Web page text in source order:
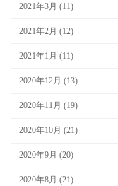
2021年3月 (11)
2021年2月 (12)
2021年1月 (11)
2020年12月 (13)
2020年11月 (19)
2020年10月 (21)
2020年9月 (20)
2020年8月 (21)